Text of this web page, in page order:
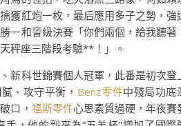
獲紅炮一枚，最后應用多子之勢，強
一和晉級決賽「你們兩個，給我聽著
秤座三階段考驗**！」。
新科世錦賽個人冠軍，此番是初次登
、攻守平衡， Benz零件中殘局功底
口， 福斯零件心思素質過硬，年夜賽